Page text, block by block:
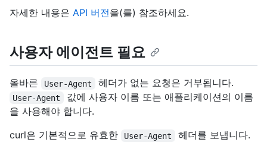
자세한 내용은 API 버전을(를) 참조하세요.
사용자 에이전트 필요
올바른 User-Agent 헤더가 없는 요청은 거부됩니다.
User-Agent
값에 사용자 이름 또는 애플리케이션의 이름
을 사용해야 합니다.
curl은 기본적으로 유효한
User-Agent 헤더를 보냅니다.